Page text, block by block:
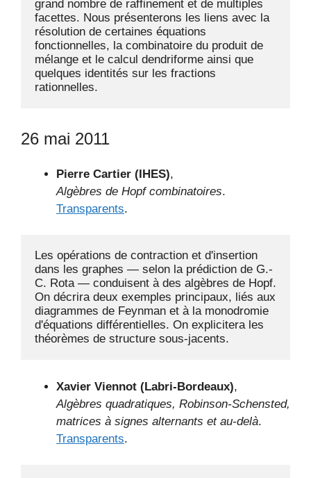
grand nombre de raffinement et de multiples
facettes. Nous présenterons les liens avec la
résolution de certaines équations
fonctionnelles, la combinatoire du produit de
mélange et le calcul dendriforme ainsi que
quelques identités sur les fractions
rationnelles.
26 mai 2011
Pierre Cartier (IHES),
Algèbres de Hopf combinatoires.
Transparents.
Les opérations de contraction et d'insertion
dans les graphes — selon la prédiction de G.-
C. Rota — conduisent à des algèbres de Hopf.
On décrira deux exemples principaux, liés aux
diagrammes de Feynman et à la monodromie
d'équations différentielles. On explicitera les
théorèmes de structure sous-jacents.
Xavier Viennot (Labri-Bordeaux),
Algèbres quadratiques, Robinson-Schensted,
matrices à signes alternants et au-delà.
Transparents.